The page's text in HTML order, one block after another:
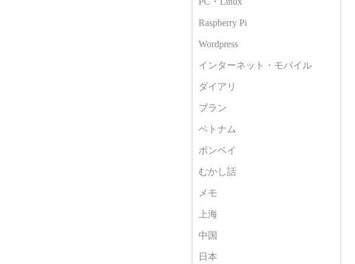
Raspberry Pi
Wordpress
インターネット・モバイル
ダイアリ
ブラン
ベトナム
ボンベイ
むかし話
メモ
上海
中国
日本